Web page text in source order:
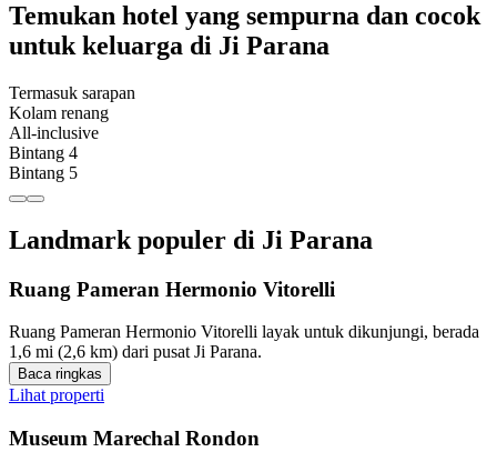
Temukan hotel yang sempurna dan cocok
untuk keluarga di Ji Parana
Termasuk sarapan
Kolam renang
All-inclusive
Bintang 4
Bintang 5
Landmark populer di Ji Parana
Ruang Pameran Hermonio Vitorelli
Ruang Pameran Hermonio Vitorelli layak untuk dikunjungi, berada
1,6 mi (2,6 km) dari pusat Ji Parana.
Baca ringkas
Lihat properti
Museum Marechal Rondon